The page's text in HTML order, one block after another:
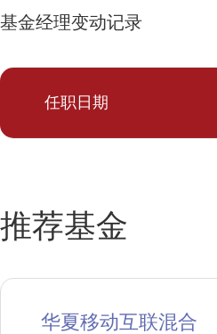
基金经理变动记录
任职日期
推荐基金
华夏移动互联混合